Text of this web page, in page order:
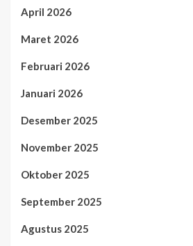
April 2026
Maret 2026
Februari 2026
Januari 2026
Desember 2025
November 2025
Oktober 2025
September 2025
Agustus 2025